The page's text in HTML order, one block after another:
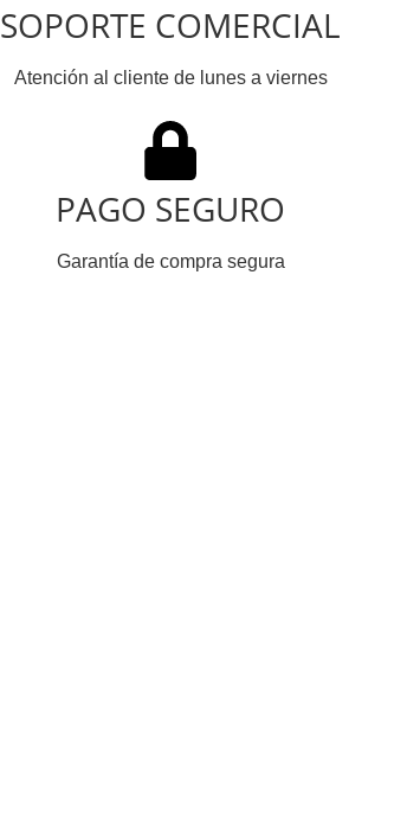
SOPORTE COMERCIAL
Atención al cliente de lunes a viernes
PAGO SEGURO
Garantía de compra segura